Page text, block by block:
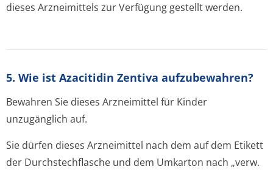
dieses Arzneimittels zur Verfügung gestellt werden.
5. Wie ist Azacitidin Zentiva aufzubewahren?
Bewahren Sie dieses Arzneimittel für Kinder
unzugänglich auf.
Sie dürfen dieses Arzneimittel nach dem auf dem Etikett
der Durchstechflasche und dem Umkarton nach „verw.